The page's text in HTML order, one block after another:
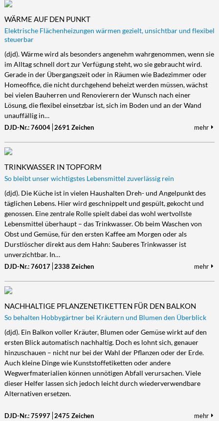
WÄRME AUF DEN PUNKT
Elektrische Flächenheizungen wärmen gezielt, unsichtbar und flexibel
steuerbar
(djd). Wärme wird als besonders angenehm wahrgenommen, wenn sie
im Alltag schnell dort zur Verfügung steht, wo sie gebraucht wird.
Gerade in der Übergangszeit oder in Räumen wie Badezimmer oder
Homeoffice, die nicht durchgehend beheizt werden müssen, wächst
bei vielen Bauherren und Renovierern der Wunsch nach einer
Lösung, die flexibel einsetzbar ist, sich im Boden und an der Wand
unauffällig in…
DJD-Nr.: 76004 2691 Zeichen mehr
TRINKWASSER IN TOPFORM
So bleibt unser wichtigstes Lebensmittel zuverlässig rein
(djd). Die Küche ist in vielen Haushalten Dreh- und Angelpunkt des
täglichen Lebens. Hier wird geschnippelt und gespült, gekocht und
genossen. Eine zentrale Rolle spielt dabei das wohl wertvollste
Lebensmittel überhaupt – das Trinkwasser. Ob beim Waschen von
Obst und Gemüse, für den ersten Kaffee am Morgen oder als
Durstlöscher direkt aus dem Hahn: Sauberes Trinkwasser ist
unverzichtbar. In…
DJD-Nr.: 76017 2338 Zeichen mehr
NACHHALTIGE PFLANZENETIKETTEN FÜR DEN BALKON
So behalten Hobbygärtner bei Kräutern und Blumen den Überblick
(djd). Ein Balkon voller Kräuter, Blumen oder Gemüse wirkt auf den
ersten Blick automatisch nachhaltig. Doch es lohnt sich, genauer
hinzuschauen – nicht nur bei der Wahl der Pflanzen oder der Erde.
Auch kleine Dinge wie Kunststoffetiketten oder andere
Wegwerfmaterialien können unnötigen Abfall verursachen. Viele
dieser Helfer lassen sich jedoch leicht durch wiederverwendbare
Alternativen ersetzen.
DJD-Nr.: 75997 2475 Zeichen mehr